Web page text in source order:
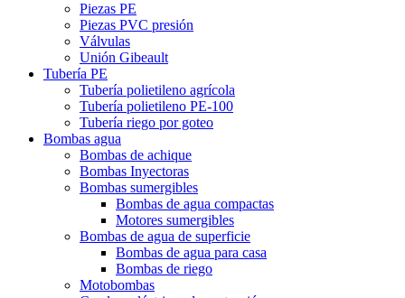
Piezas PE
Piezas PVC presión
Válvulas
Unión Gibeault
Tubería PE
Tubería polietileno agrícola
Tubería polietileno PE-100
Tubería riego por goteo
Bombas agua
Bombas de achique
Bombas Inyectoras
Bombas sumergibles
Bombas de agua compactas
Motores sumergibles
Bombas de agua de superficie
Bombas de agua para casa
Bombas de riego
Motobombas